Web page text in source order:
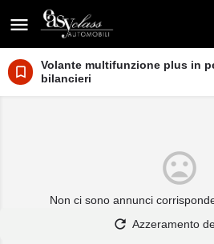
Volante multifunzione plus in
bilancieri
Non ci sono annunci
Azzeramento